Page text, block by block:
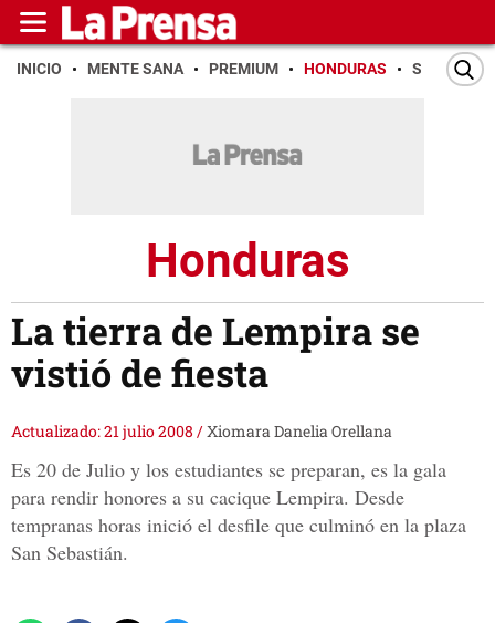
INICIO MENTE SANA PREMIUM HONDURAS SAN PEDRO
Honduras
La tierra de Lempira se
vistió de fiesta
Actualizado: 21 julio 2008 /Xiomara Danelia Orellana
Es 20 de Julio y los estudiantes se preparan, es la gala
para rendir honores a su cacique Lempira. Desde
tempranas horas inició el desfile que culminó en la plaza
San Sebastián.